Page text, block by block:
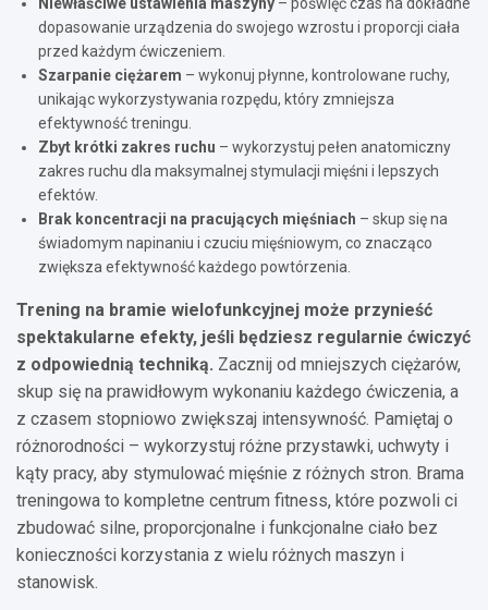
dopasowanie urządzenia do swojego wzrostu i proporcji ciała
przed każdym ćwiczeniem.
Szarpanie ciężarem – wykonuj płynne, kontrolowane ruchy,
unikając wykorzystywania rozpędu, który zmniejsza
efektywność treningu.
Zbyt krótki zakres ruchu – wykorzystuj pełen anatomiczny
zakres ruchu dla maksymalnej stymulacji mięśni i lepszych
efektów.
Brak koncentracji na pracujących mięśniach – skup się na
świadomym napinaniu i czuciu mięśniowym, co znacząco
zwiększa efektywność każdego powtórzenia.
Trening na bramie wielofunkcyjnej może przynieść
spektakularne efekty, jeśli będziesz regularnie ćwiczyć
z odpowiednią techniką. Zacznij od mniejszych ciężarów,
skup się na prawidłowym wykonaniu każdego ćwiczenia, a
z czasem stopniowo zwiększaj intensywność. Pamiętaj o
różnorodności – wykorzystuj różne przystawki, uchwyty i
kąty pracy, aby stymulować mięśnie z różnych stron. Brama
treningowa to kompletne centrum fitness, które pozwoli ci
zbudować silne, proporcjonalne i funkcjonalne ciało bez
konieczności korzystania z wielu różnych maszyn i
stanowisk.